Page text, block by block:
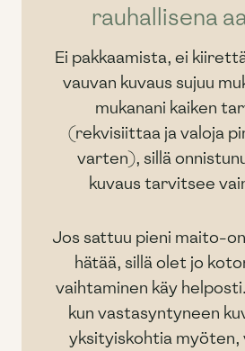
rauhallisena
Ei pakkaamista, ei
vauvan kuvaus sujuu
mukanani kaiken
(rekvisiittaa ja valoja
varten), sillä
kuvaus tarvitsee
Jos sattuu pieni maito-
hätää, sillä olet jo
vaihtaminen käy
kun vastasyntyneen
yksityiskohtia myöten,